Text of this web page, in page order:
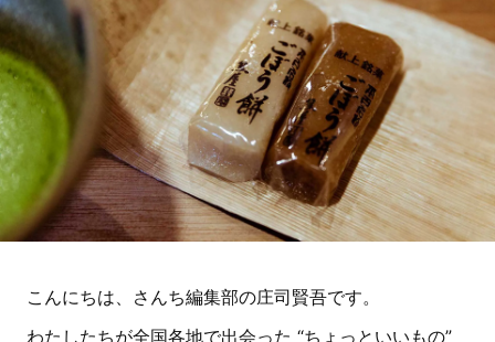
こんにちは、さんち編集部の庄司賢吾です。
わたしたちが全国各地で出会った “ちょっといいもの”